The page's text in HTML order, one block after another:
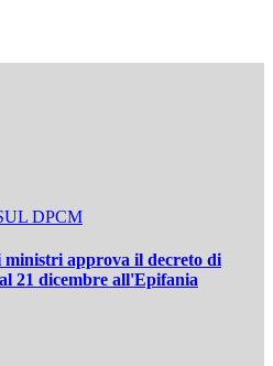
DPCM
approva il decreto di
21 dicembre all'Epifania